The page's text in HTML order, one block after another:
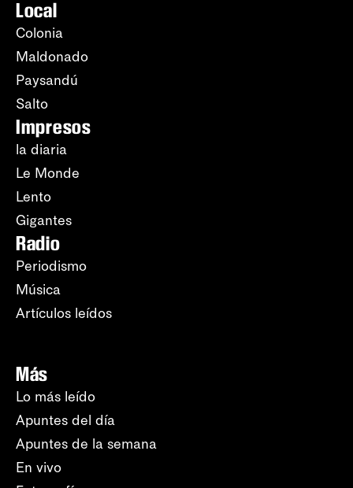
Local
Colonia
Maldonado
Paysandú
Salto
Impresos
la diaria
Le Monde
Lento
Gigantes
Radio
Periodismo
Música
Artículos leídos
Más
Lo más leído
Apuntes del día
Apuntes de la semana
En vivo